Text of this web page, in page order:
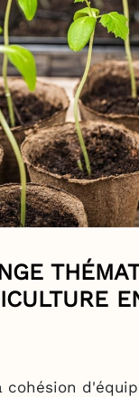
cohésion